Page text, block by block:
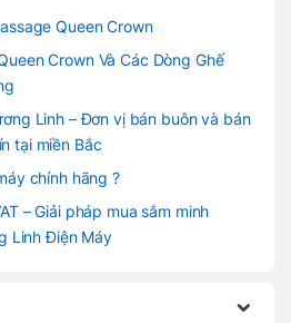
Queen Crown
Crown Và Các Dòng Ghế
Linh – Đơn vị bán buôn và bán
tại miền Bắc
chính hãng ?
– Giải pháp mua sắm minh
Linh Điện Máy